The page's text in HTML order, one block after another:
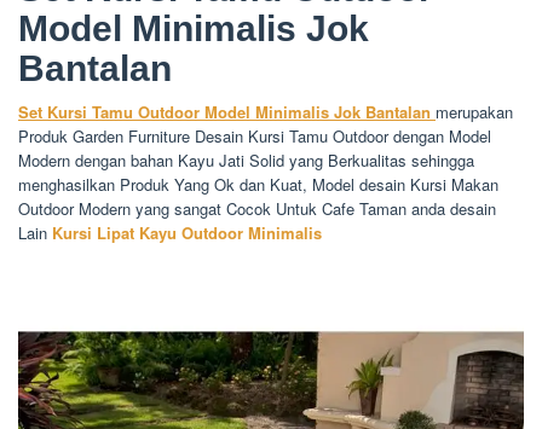
Model Minimalis Jok
Bantalan
Set Kursi Tamu Outdoor Model Minimalis Jok Bantalan merupakan
Produk Garden Furniture Desain Kursi Tamu Outdoor dengan Model
Modern dengan bahan Kayu Jati Solid yang Berkualitas sehingga
menghasilkan Produk Yang Ok dan Kuat, Model desain Kursi Makan
Outdoor Modern yang sangat Cocok Untuk Cafe Taman anda desain
Lain Kursi Lipat Kayu Outdoor Minimalis